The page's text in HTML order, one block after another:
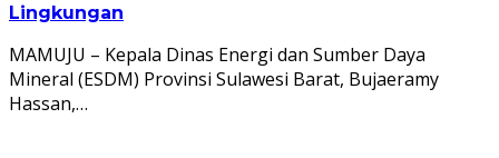
Lingkungan
MAMUJU – Kepala Dinas Energi dan Sumber Daya
Mineral (ESDM) Provinsi Sulawesi Barat, Bujaeramy
Hassan,…